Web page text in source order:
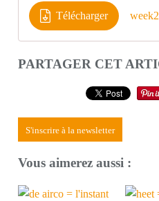
Télécharger
PARTAGER CET
S'inscrire à la newsletter
Vous aimerez aussi :